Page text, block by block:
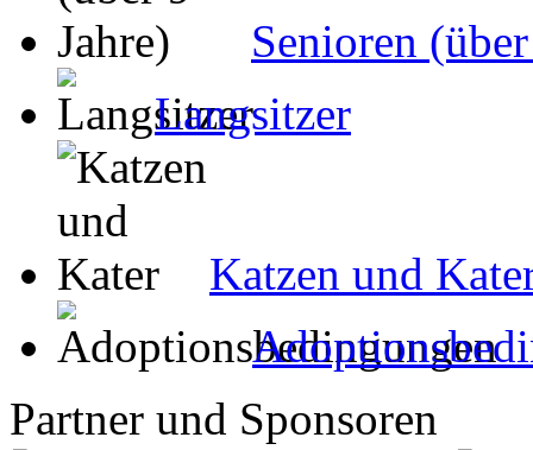
Senioren
Langsitzer
Katzen und
Partner und Sponsoren